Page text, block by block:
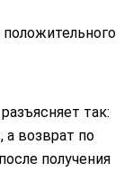
так:
возврат по
получения